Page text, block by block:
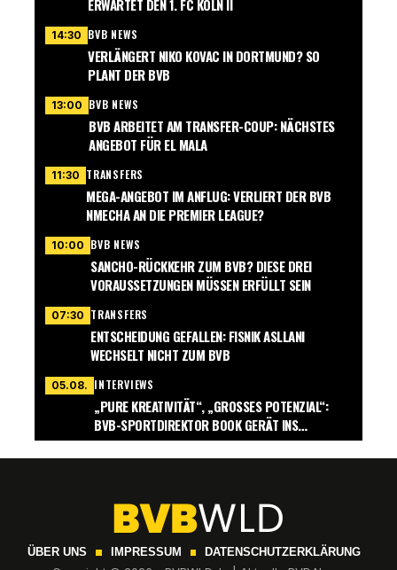
ERWARTET DEN 1. FC KÖLN II
14:30 BVB NEWS
VERLÄNGERT NIKO KOVAC IN DORTMUND? SO
PLANT DER BVB
13:00 BVB NEWS
BVB ARBEITET AM TRANSFER-COUP: NÄCHSTES
ANGEBOT FÜR EL MALA
11:30 TRANSFERS
MEGA-ANGEBOT IM ANFLUG: VERLIERT DER BVB
NMECHA AN DIE PREMIER LEAGUE?
10:00 BVB NEWS
SANCHO-RÜCKKEHR ZUM BVB? DIESE DREI
VORAUSSETZUNGEN MÜSSEN ERFÜLLT SEIN
07:30 TRANSFERS
ENTSCHEIDUNG GEFALLEN: FISNIK ASLLANI
WECHSELT NICHT ZUM BVB
05.08. INTERVIEWS
„PURE KREATIVITÄT“, „GROSSES POTENZIAL“: B
VB-SPORTDIREKTOR BOOK GERÄT INS S
CHWÄRMEN
ÜBER UNS IMPRESSUM DATENSCHUTZERKLÄRUNG